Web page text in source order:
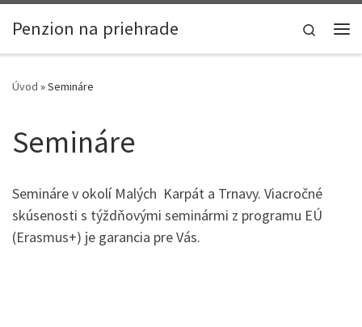
Skip to content
Penzion na priehrade
Search
Úvod »Semináre
Semináre
Semináre v okolí Malých Karpát a Trnavy. Viacročné
skúsenosti s týždňovými seminármi z programu EÚ
(Erasmus+) je garancia pre Vás.